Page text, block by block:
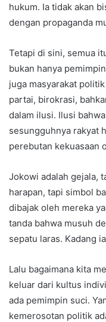
hukum. Ia tidak akan
dengan propaganda
Tetapi di sini, semua
bukan hanya
juga masyarakat
partai, birokrasi,
dalam ilusi. Ilusi
sesungguhnya rakyat
perebutan kekuasaan
Jokowi adalah gejala,
harapan, tapi simbol
dibajak oleh mereka
tanda bahwa musuh
sepatu laras. Kadang
Lalu bagaimana kita
keluar dari kultus
ada pemimpin suci.
kemerosotan politik